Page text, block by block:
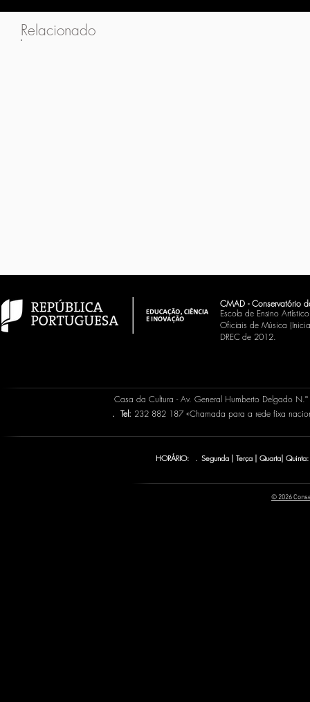
Relacionado
CMAD - Conservatório
Escola de Ensino
Oficiais de Música
DREC de 2012.
Casa da Cultura - Av. General Humberto Delgado
. Tel: 232 882 187 «Chamada para a rede fixa
HORÁRIO: . Segunda | Terça | Quarta|
© 2026